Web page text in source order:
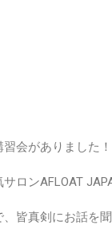
会がありました！
ロンAFLOAT
皆真剣にお話を